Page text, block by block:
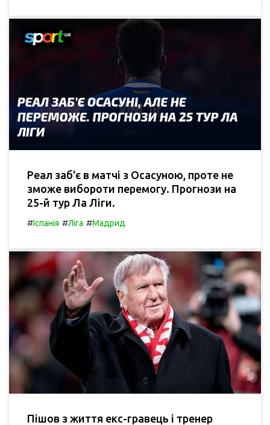
Реал заб'є в матчі з Осасуною, проте не
зможе вибороти перемогу. Прогнози на
25-й тур Ла Ліги.
#Іспанія #Ліга #Мадрид
Пішов з життя екс-гравець і тренер